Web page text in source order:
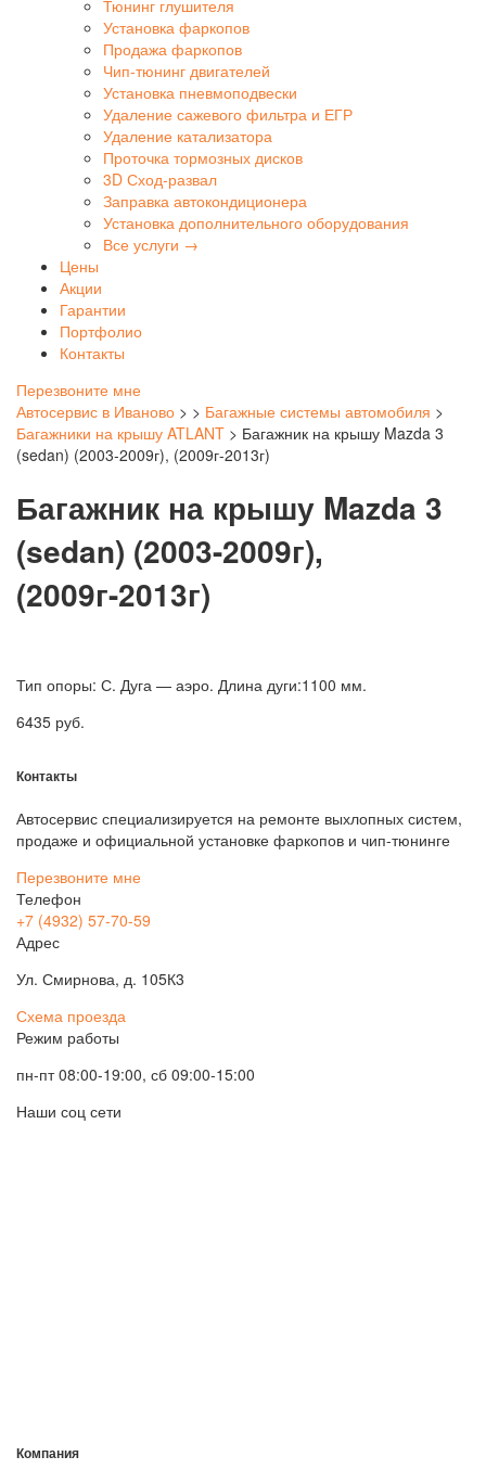
Тюнинг глушителя
Установка фаркопов
Продажа фаркопов
Чип-тюнинг двигателей
Установка пневмоподвески
Удаление сажевого фильтра и ЕГР
Удаление катализатора
Проточка тормозных дисков
3D Сход-развал
Заправка автокондиционера
Установка дополнительного оборудования
Все услуги →
Цены
Акции
Гарантии
Портфолио
Контакты
Перезвоните мне
Автосервис в Иваново > > Багажные системы автомобиля >
Багажники на крышу ATLANT > Багажник на крышу Mazda 3
(sedan) (2003-2009г), (2009г-2013г)
Багажник на крышу Mazda 3
(sedan) (2003-2009г),
(2009г-2013г)
Тип опоры: С. Дуга — аэро. Длина дуги:1100 мм.
6435 руб.
Контакты
Автосервис специализируется на ремонте выхлопных систем,
продаже и официальной установке фаркопов и чип-тюнинге
Перезвоните мне
Телефон
+7 (4932) 57-70-59
Адрес
Ул. Смирнова, д. 105К3
Схема проезда
Режим работы
пн-пт 08:00-19:00, сб 09:00-15:00
Наши соц сети
Компания